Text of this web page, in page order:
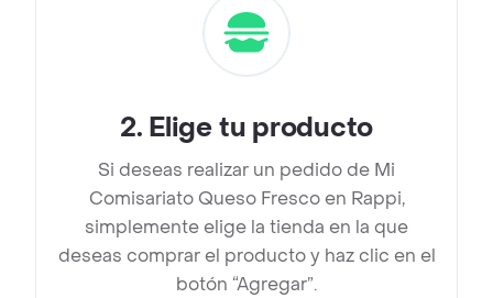
2. Elige tu producto
Si deseas realizar un pedido de Mi
Comisariato Queso Fresco en Rappi,
simplemente elige la tienda en la que
deseas comprar el producto y haz clic en el
botón “Agregar”.